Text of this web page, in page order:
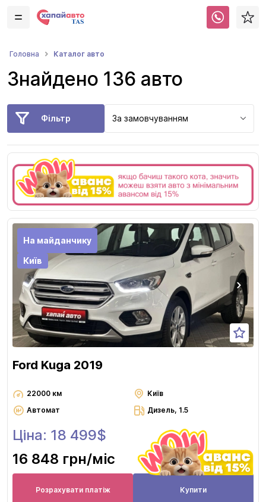
Головна Каталог авто
Знайдено 136 авто
Фільтр За замовчуванням
На майданчику
Київ
Ford Kuga 2019
22000 км
Київ
Автомат
Дизель, 1.5
Ціна: 18 499$
16 848 грн/міс
Розрахувати платіж Купити